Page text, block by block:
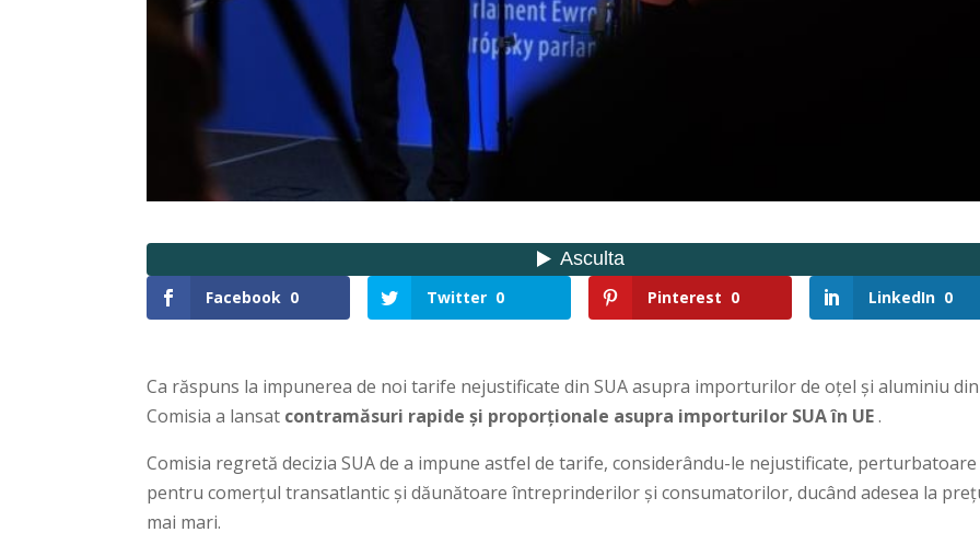
Facebook 0 Twitter 0 Pinterest 0 LinkedIn 0
Ca răspuns la impunerea de noi tarife nejustificate din SUA asupra importurilor de oțel și aluminiu din
Comisia a lansat contramăsuri rapide și proporționale asupra importurilor SUA în UE.
Comisia regretă decizia SUA de a impune astfel de tarife, considerându-le nejustificate, perturbatoare
pentru comerțul transatlantic și dăunătoare întreprinderilor și consumatorilor, ducând adesea la
mai mari.